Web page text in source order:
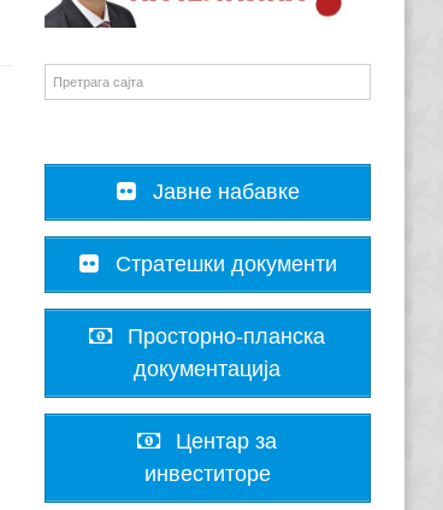
Јавне набавке
Стратешки документи
Просторно-планска
документација
Центар за
инвеститоре